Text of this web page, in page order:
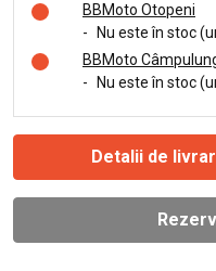
BBMoto Otopeni
-
Nu este în stoc
BBMoto
-
Nu este în stoc
Detalii de